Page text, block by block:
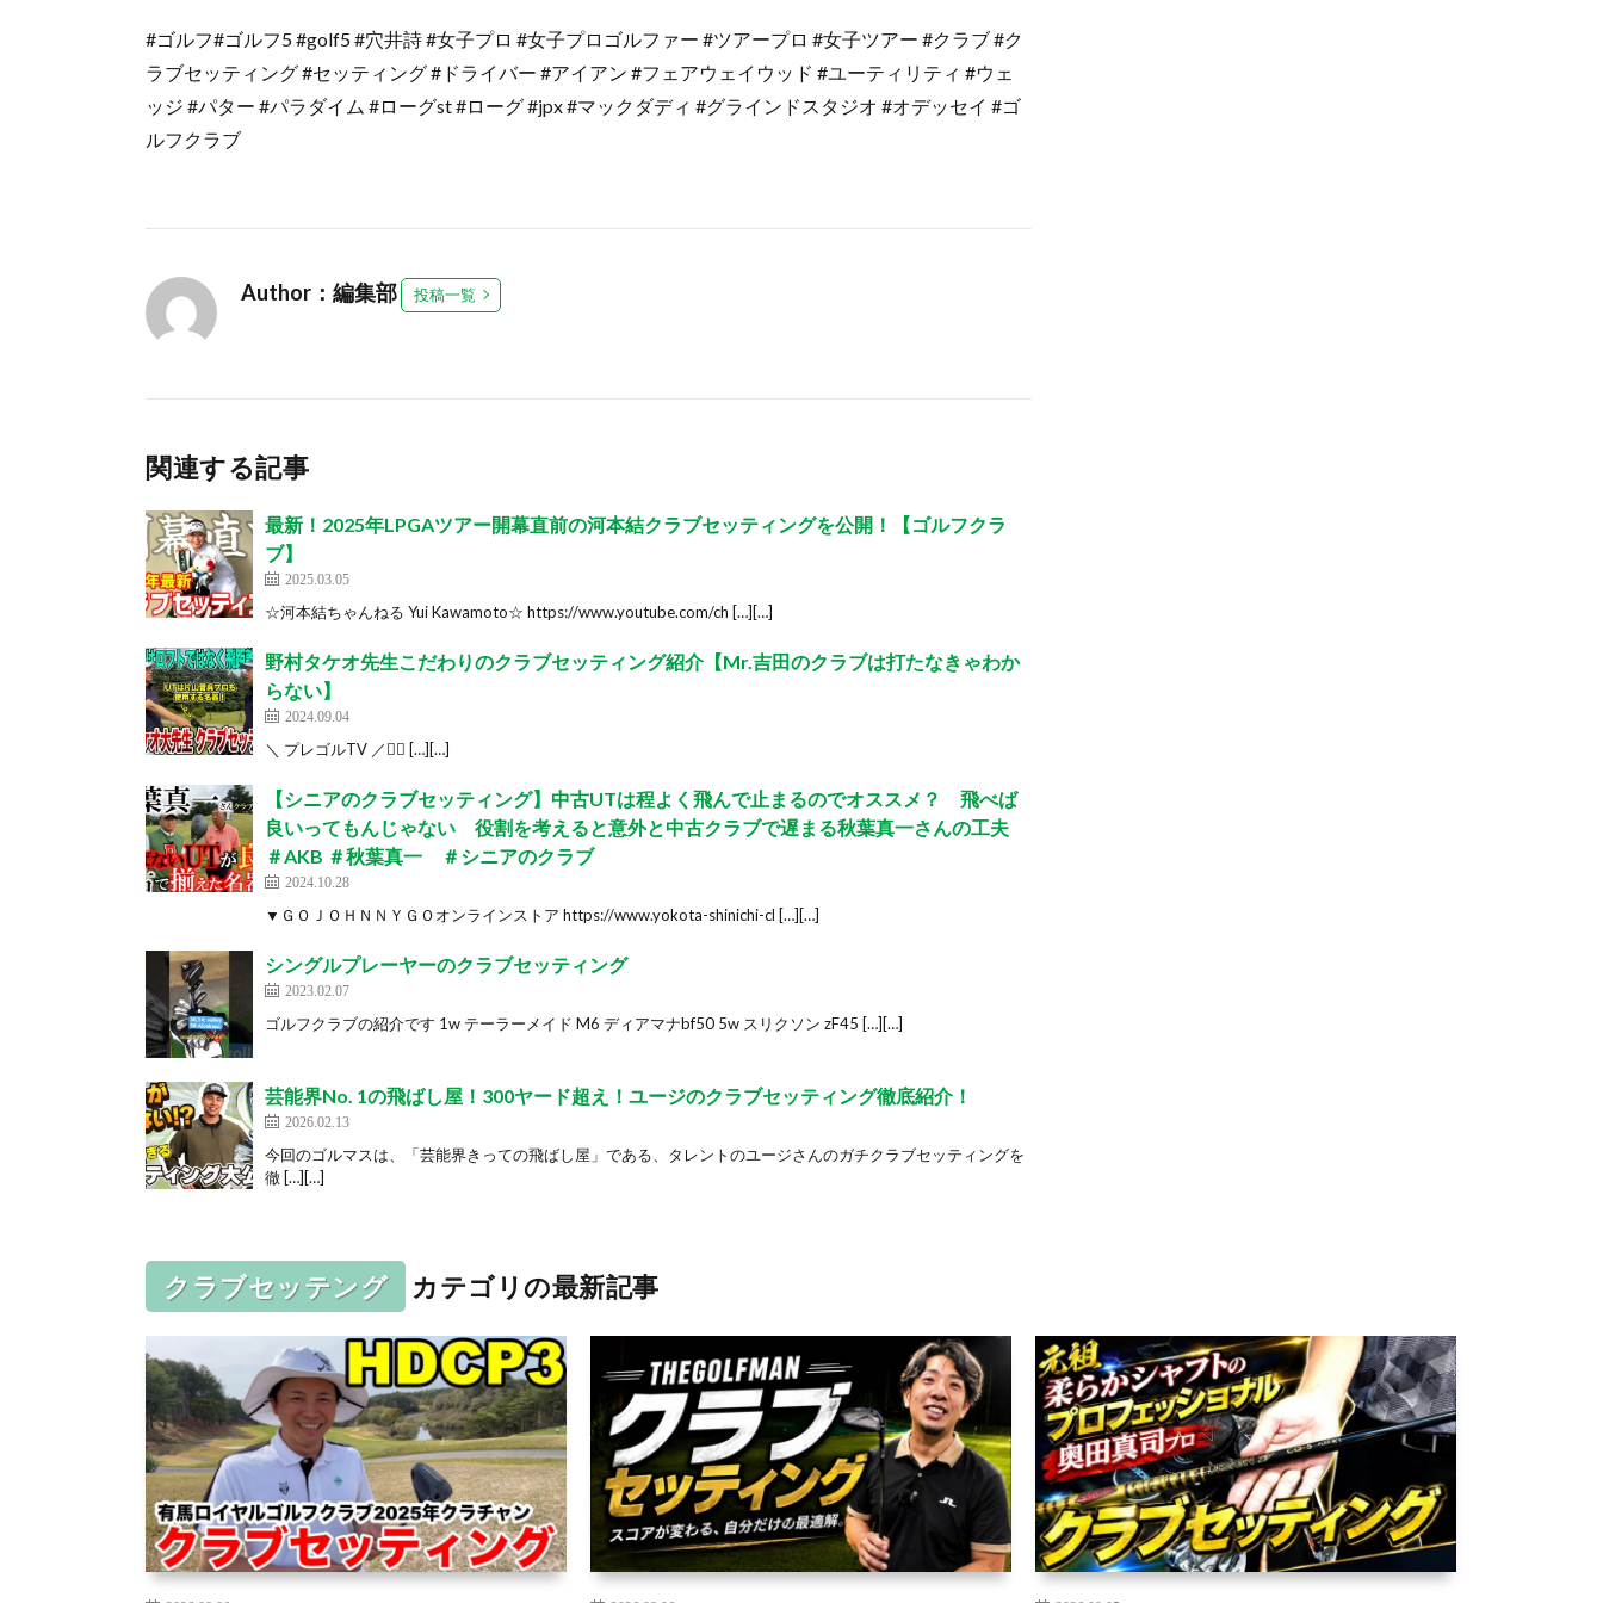
#ゴルフ#ゴルフ5 #golf5 #穴井詩 #女子プロ #女子プロゴルファー #ツアープロ #女子ツアー #クラブ #ク
ラブセッティング #セッティング #ドライバー #アイアン #フェアウェイウッド #ユーティリティ #ウェ
ッジ #パター #パラダイム #ローグst #ローグ #jpx #マックダディ #グラインドスタジオ #オデッセイ #ゴ
ルフクラブ
Author：編集部 投稿一覧
関連する記事
最新！2025年LPGAツアー開幕直前の河本結クラブセッティングを公開！【ゴルフクラ
ブ】
2025.03.05
☆河本結ちゃんねる Yui Kawamoto☆ https://www.youtube.com/ch […][…]
野村タケオ先生こだわりのクラブセッティング紹介【Mr.吉田のクラブは打たなきゃわか
らない】
2024.09.04
＼ プレゴルTV ／🏌️‍♀️ […][…]
【シニアのクラブセッティング】中古UTは程よく飛んで止まるのでオススメ？ 飛べば
良いってもんじゃない 役割を考えると意外と中古クラブで遅まる秋葉真一さんの工夫
＃AKB ＃秋葉真一 ＃シニアのクラブ
2024.10.28
▼ＧＯＪＯＨＮＮＹＧＯオンラインストア https://www.yokota-shinichi-cl […][…]
シングルプレーヤーのクラブセッティング
2023.02.07
ゴルフクラブの紹介です 1w テーラーメイド M6 ディアマナbf50 5w スリクソン zF45 […][…]
芸能界No. 1の飛ばし屋！300ヤード超え！ユージのクラブセッティング徹底紹介！
2026.02.13
今回のゴルマスは、「芸能界きっての飛ばし屋」である、タレントのユージさんのガチクラブセッティングを
徹 […][…]
クラブセッテング カテゴリの最新記事